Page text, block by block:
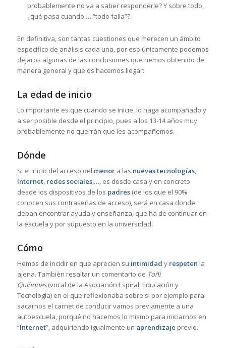
probablemente no va a saber responderle? Y sobre todo,
¿qué pasa cuando … “todo falla”?.
En definitiva, son tantas cuestiones que merecen un ámbito
específico de análisis cada una, por eso únicamente podemos
dejaros algunas de las conclusiones que hemos obtenido de
manera general y que os hacemos llegar:
La edad de inicio
Lo importante es que cuando se inicie, lo haga acompañado y
a ser posible desde el principio, pues a los 13-14 años muy
probablemente no querrán que les acompañemos.
Dónde
Si el inicio del acceso del menora las nuevas tecnologías,
Internet,redes sociales,…, es desde casa y en concreto
desde los dispositivos de los padres(de los que el 90%
conocen sus contraseñas de acceso), será en casa donde
deban encontrar ayuda y enseñanza, que ha de continuar en
la escuela y por supuesto en la universidad.
Cómo
Hemos de incidir en que aprecien su intimidad y respeten la
ajena. También resaltar un comentario de Toñi
Quiñones(vocal de la Asociación Espiral, Educación y
Tecnología) en el que reflexionaba sobre si por ejemplo para
sacarnos el carnet de conducir vamos previamente a una
autoescuela, porqué no hacemos lo mismo para iniciarnos en
“Internet”, adquiriendo igualmente un aprendizaje previo.